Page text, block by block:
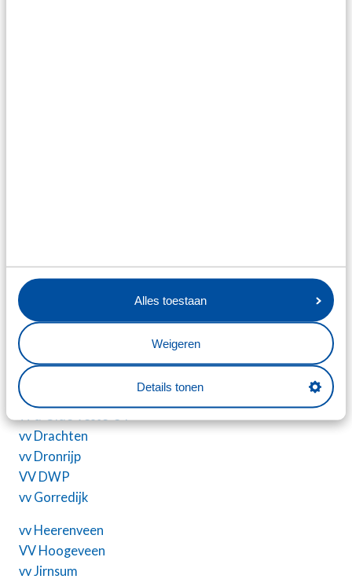
Alles toestaan
Weigeren
Details tonen
sv Veno
sv VHK
Udiros
vv Akkrum
VV Balk
VV Buitenpost
vv Delfstrahuizen
vv Drachten
vv Dronrijp
VV DWP
vv Gorredijk
vv Heerenveen
VV Hoogeveen
vv Jirnsum